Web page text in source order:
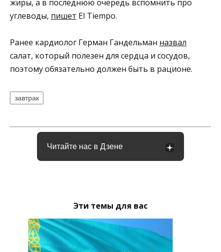
жиры, а в последнюю очередь вспомнить про
углеводы, пишет El Tiempo.
Ранее кардиолог Герман Гандельман назвал
салат, который полезен для сердца и сосудов,
поэтому обязательно должен быть в рационе.
завтрак
Читайте нас в Дзене
Эти темы для вас